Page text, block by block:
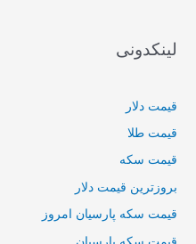
لینکدونی
قیمت دلار
قیمت طلا
قیمت سکه
بروزترین قیمت دلار
قیمت سکه پارسیان امروز
قیمت سکه پارسیان